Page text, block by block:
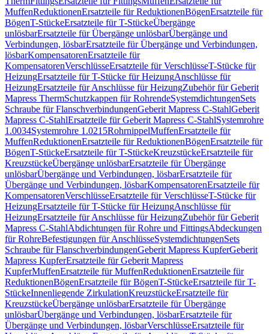
MuffenReduktionenErsatzteile für ReduktionenBögenErsatzteile für
BögenT-StückeErsatzteile für T-StückeÜbergänge
unlösbarErsatzteile für Übergänge unlösbarÜbergänge und
Verbindungen, lösbarErsatzteile für Übergänge und Verbindungen,
lösbarKompensatorenErsatzteile für
KompensatorenVerschlüsseErsatzteile für VerschlüsseT-Stücke für
HeizungErsatzteile für T-Stücke für HeizungAnschlüsse für
HeizungErsatzteile für Anschlüsse für HeizungZubehör für Geberit
Mapress ThermSchutzkappen für RohrendeSystemdichtungenSets
Schraube für FlanschverbindungenGeberit Mapress C-StahlGeberit
Mapress C-StahlErsatzteile für Geberit Mapress C-StahlSystemrohre
1.0034Systemrohre 1.0215RohrnippelMuffenErsatzteile für
MuffenReduktionenErsatzteile für ReduktionenBögenErsatzteile für
BögenT-StückeErsatzteile für T-StückeKreuzstückeErsatzteile für
KreuzstückeÜbergänge unlösbarErsatzteile für Übergänge
unlösbarÜbergänge und Verbindungen, lösbarErsatzteile für
Übergänge und Verbindungen, lösbarKompensatorenErsatzteile für
KompensatorenVerschlüsseErsatzteile für VerschlüsseT-Stücke für
HeizungErsatzteile für T-Stücke für HeizungAnschlüsse für
HeizungErsatzteile für Anschlüsse für HeizungZubehör für Geberit
Mapress C-StahlAbdichtungen für Rohre und FittingsAbdeckungen
für RohreBefestigungen für AnschlüsseSystemdichtungenSets
Schraube für FlanschverbindungenGeberit Mapress KupferGeberit
Mapress KupferErsatzteile für Geberit Mapress
KupferMuffenErsatzteile für MuffenReduktionenErsatzteile für
ReduktionenBögenErsatzteile für BögenT-StückeErsatzteile für T-
StückeInnenliegende ZirkulationKreuzstückeErsatzteile für
KreuzstückeÜbergänge unlösbarErsatzteile für Übergänge
unlösbarÜbergänge und Verbindungen, lösbarErsatzteile für
Übergänge und Verbindungen, lösbarVerschlüsseErsatzteile für